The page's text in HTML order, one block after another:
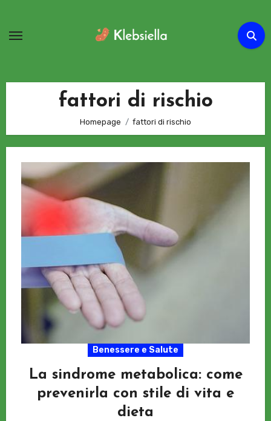
contenuto
fattori di rischio
Homepage fattori di rischio
Benessere e Salute
La sindrome metabolica: come
prevenirla con stile di vita e
dieta